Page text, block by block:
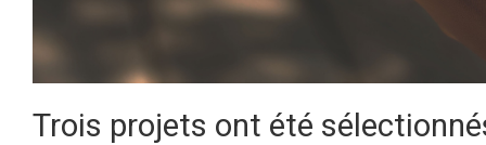
Trois projets ont été